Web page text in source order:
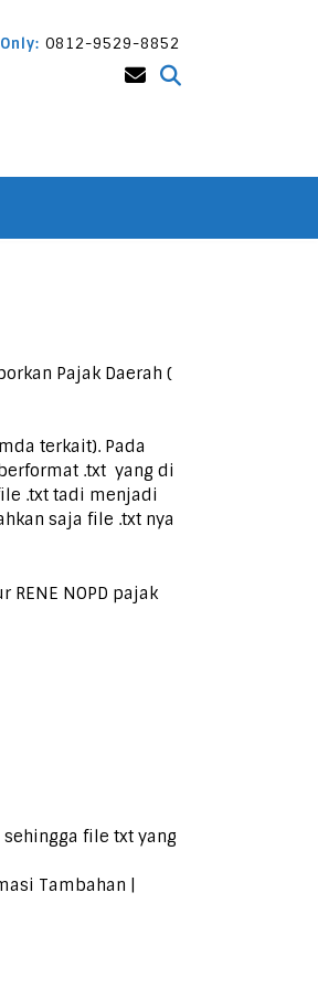
0812-9529-8852
Pajak Daerah (
terkait). Pada
.txt yang di
.txt tadi menjadi
saja file .txt nya
NOPD pajak
sehingga file txt yang
Tambahan |